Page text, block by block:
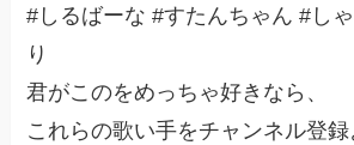
#しるばーな #すたんちゃん #し
り
君がこのをめっちゃ好きなら、
これらの歌い手をチャンネル登